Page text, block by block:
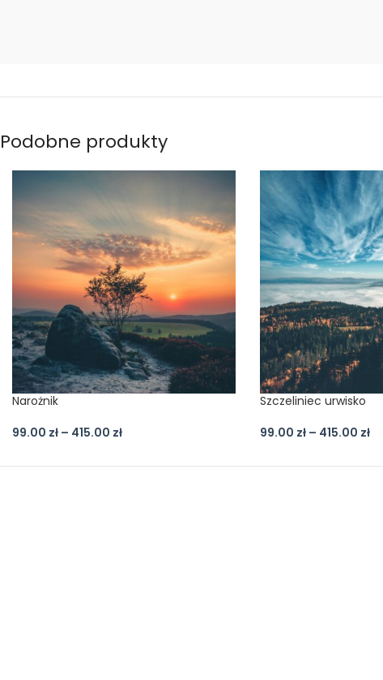
Podobne produkty
Narożnik
99.00 zł – 415.00 zł
Szczeliniec urwisko
99.00 zł – 415.00 zł